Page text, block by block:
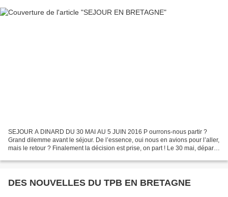
SEJOUR A DINARD DU 30 MAI AU 5 JUIN 2016 P ourrons-nous partir ?
Grand dilemme avant le séjour. De l’essence, oui nous en avions pour l’aller,
mais le retour ? Finalement la décision est prise, on part ! Le 30 mai, départ
DES NOUVELLES DU TPB EN BRETAGNE